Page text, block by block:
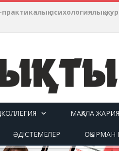
психологиялық
МАҚАЛА
ӘДІСТЕМЕЛЕР ОҚЫРМАН